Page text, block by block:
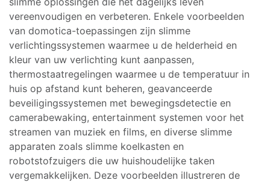
vereenvoudigen en verbeteren. Enkele voorbeelden
van domotica-toepassingen zijn slimme
verlichtingssystemen waarmee u de helderheid en
kleur van uw verlichting kunt aanpassen,
thermostaatregelingen waarmee u de temperatuur in
huis op afstand kunt beheren, geavanceerde
beveiligingssystemen met bewegingsdetectie en
camerabewaking, entertainment systemen voor het
streamen van muziek en films, en diverse slimme
apparaten zoals slimme koelkasten en
robotstofzuigers die uw huishoudelijke taken
vergemakkelijken. Deze voorbeelden illustreren de